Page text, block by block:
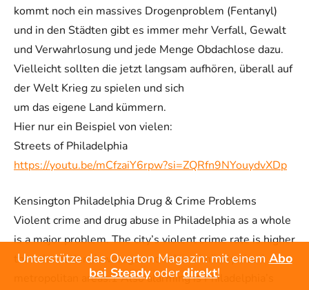
kommt noch ein massives Drogenproblem (Fentanyl)
und in den Städten gibt es immer mehr Verfall, Gewalt
und Verwahrlosung und jede Menge Obdachlose dazu.
Vielleicht sollten die jetzt langsam aufhören, überall auf
der Welt Krieg zu spielen und sich
um das eigene Land kümmern.
Hier nur ein Beispiel von vielen:
Streets of Philadelphia
https://youtu.be/mCfzaiY6rpw?si=ZQRfn9NYouydvXDp
Kensington Philadelphia Drug & Crime Problems
Violent crime and drug abuse in Philadelphia as a whole
is a major problem. The city’s violent crime rate is higher
than the national average and other similarly sized
metropolitan areas.1 Also alarming is Philadelphia’s
Unterstütze das Overton Magazin: mit einem Abo
bei Steady oderdirekt!